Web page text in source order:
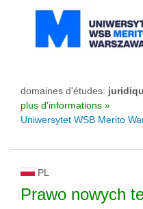
domaines d'études:
plus d'informations »
Uniwersytet WSB Merito
PL
Prawo nowych